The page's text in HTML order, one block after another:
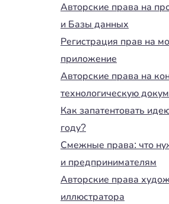
Авторские права на
и Базы данных
Регистрация прав на
приложение
Авторские права на
технологическую
Как запатентовать
году?
Смежные права: что
и предпринимателям
Авторские права
иллюстратора